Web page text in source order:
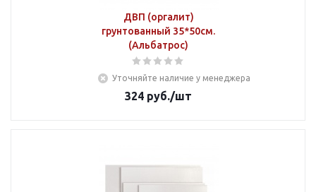
ДВП (оргалит)
грунтованный 35*50см.
(Альбатрос)
Уточняйте наличие у менеджера
324 руб./шт